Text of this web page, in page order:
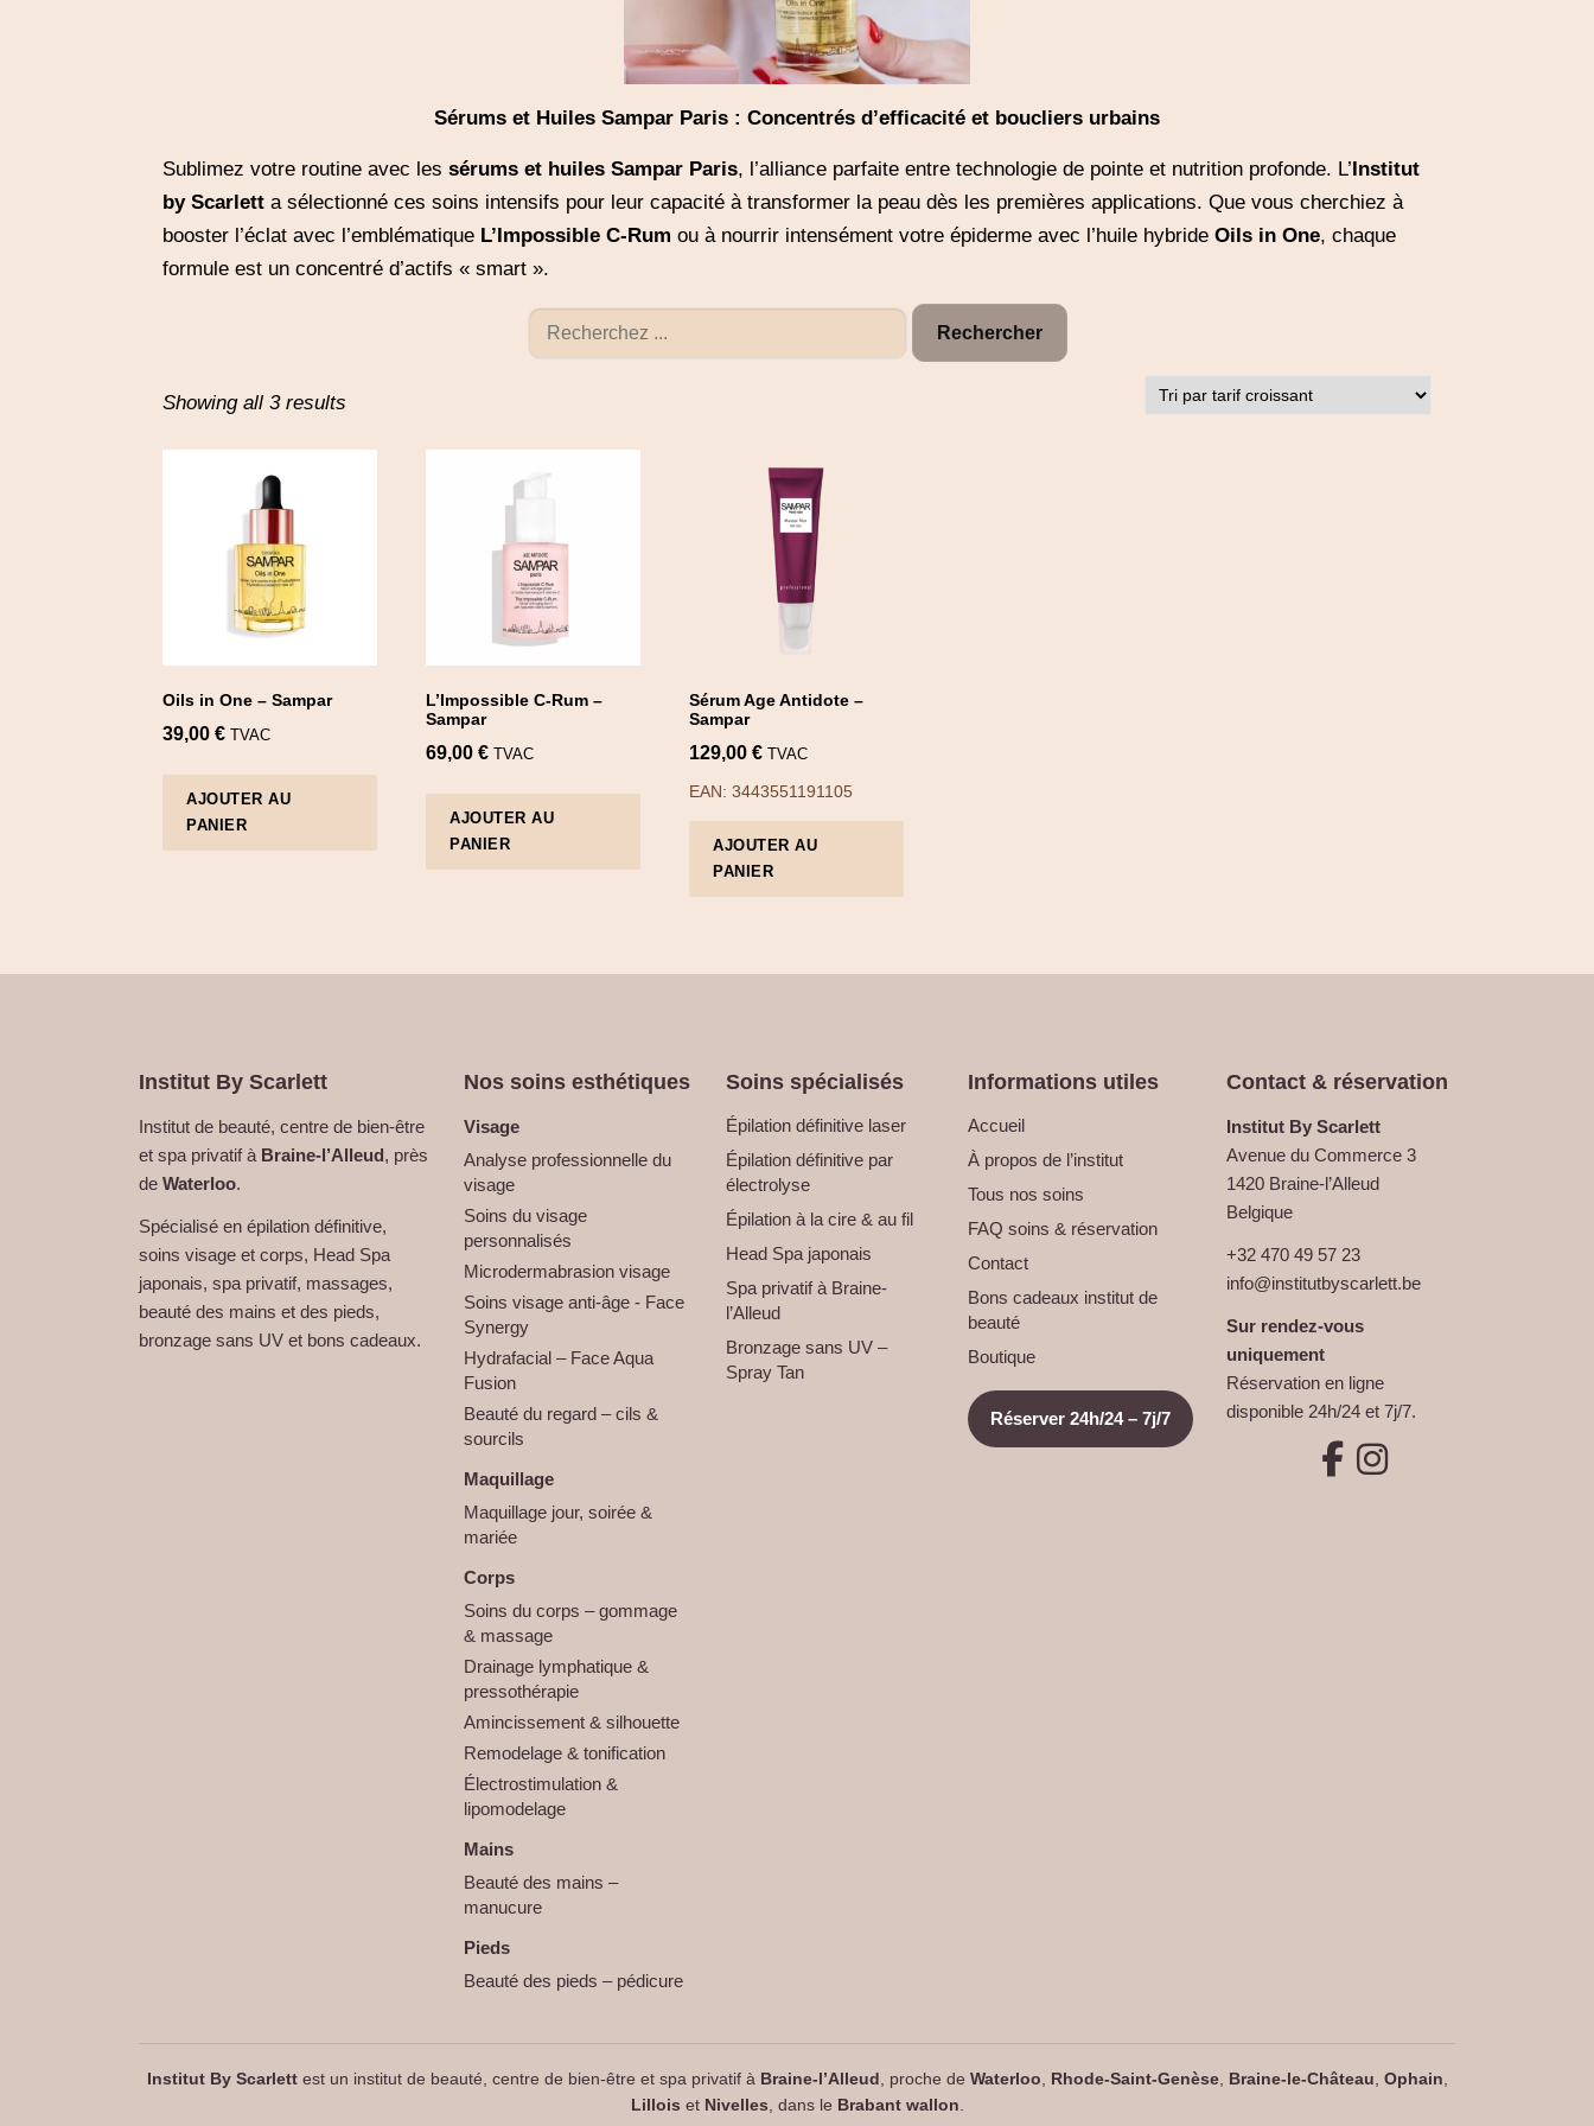
Sérums et Huiles Sampar Paris : Concentrés d’efficacité et boucliers urbains
Sublimez votre routine avec les sérums et huiles Sampar Paris, l’alliance parfaite entre technologie de pointe et nutrition profonde. L’Institut
by Scarlett a sélectionné ces soins intensifs pour leur capacité à transformer la peau dès les premières applications. Que vous cherchiez à
booster l’éclat avec l’emblématique L’Impossible C-Rum ou à nourrir intensément votre épiderme avec l’huile hybride Oils in One, chaque
formule est un concentré d’actifs « smart ».
Rechercher
Showing all 3 results
p
h
Oils in One – Sampar
39,00 € TVAC
AJOUTER AU
PANIER
L’Impossible C-Rum –
Sampar
69,00€ TVAC
AJOUTER AU
PANIER
Sérum Age Antidote –
Sampar
129,00€ TVAC
EAN:3443551191105
AJOUTER AU
PANIER
Institut By Scarlett
Institut de beauté, centre de bien-être
et spa privatif à Braine-l’Alleud , près
de Waterloo.
Spécialisé en épilation définitive,
soins visage et corps, Head Spa
japonais, spa privatif, massages,
beauté des mains et des pieds,
bronzage sans UV et bons cadeaux.
Nos soins esthétiques
Visage
Analyse professionnelle du
visage
Soins du visage
personnalisés
Microdermabrasion visage
Soins visage anti-âge - Face
Synergy
Hydrafacial – Face Aqua
Fusion
Beauté du regard – cils &
sourcils
Maquillage
Maquillage jour, soirée &
mariée
Corps
Soins du corps – gommage
& massage
Drainage lymphatique &
pressothérapie
Amincissement & silhouette
Remodelage & tonification
Électrostimulation &
lipomodelage
Mains
Beauté des mains –
manucure
Pieds
Beauté des pieds – pédicure
Soins spécialisés
Épilation définitive laser
Épilation définitive par
électrolyse
Épilation à la cire & au fil
Head Spa japonais
Spa privatif à Braine-
l’Alleud
Bronzage sans UV –
Spray Tan
Informations utiles
Accueil
À propos de l’institut
Tous nos soins
FAQ soins & réservation
Contact
Bons cadeaux institut de
beauté
Boutique
Réserver 24h/24 – 7j/7
Contact & réservation
Institut By Scarlett
Avenue du Commerce 3
1420 Braine-l’Alleud
Belgique
+32 470 49 57 23
info@institutbyscarlett.be
Sur rendez-vous
uniquement
Réservation en ligne
disponible 24h/24 et 7j/7.
Institut By Scarlettest un institut de beauté, centre de bien-être et spa privatif à Braine-l’Alleud, proche de Waterloo, Rhode-Saint-Genèse, Braine-le-Château, Ophain,
Lillois et Nivelles, dans le Brabant wallon.